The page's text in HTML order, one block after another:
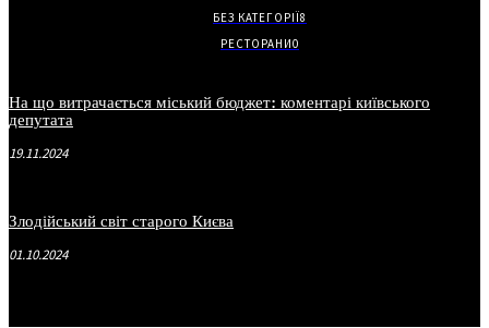
БЕЗ КАТЕГОРІЇ8
РЕСТОРАНИ0
На що витрачається міський бюджет: коментарі київського
депутата
19.11.2024
Злодійський світ старого Києва
01.10.2024